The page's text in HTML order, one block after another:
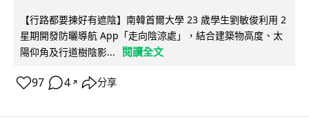
【行路都要揀好有遮陰】南韓首爾大學 23 歲學生劉敏俊利用 2
星期開發防曬導航 App「走向陰涼處」，結合建築物高度、太
陽仰角及行道樹陰影...
閱讀全文
97 4 ↗ 分享